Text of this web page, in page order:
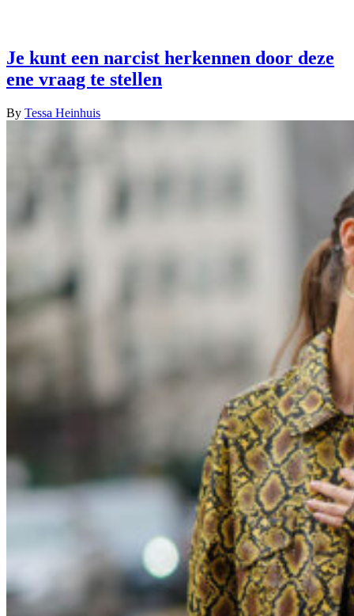
Je kunt een narcist herkennen door deze
ene vraag te stellen
By Tessa Heinhuis